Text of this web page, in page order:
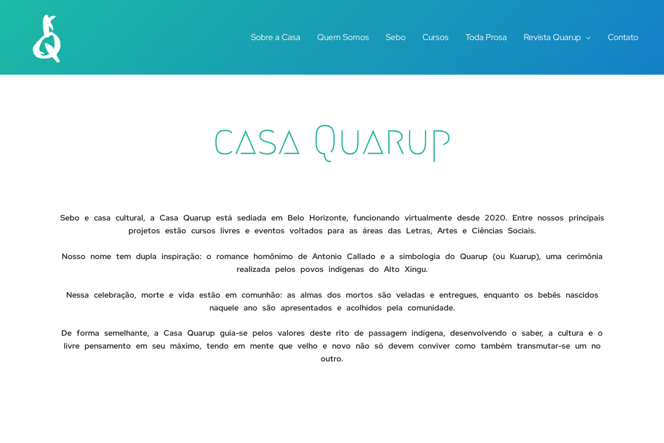
Sobre a Casa Quem Somos Sebo Cursos Toda Prosa Revista Quarup Contato
Sebo e casa cultural, a Casa Quarup está sediada em Belo Horizonte, funcionando virtualmente desde 2020. Entre nossos principais
projetos estão cursos livres e eventos voltados para as áreas das Letras, Artes e Ciências Sociais.
Nosso nome tem dupla inspiração: o romance homônimo de Antonio Callado e a simbologia do Quarup (ou Kuarup), uma cerimônia
realizada pelos povos indígenas do Alto Xingu.
Nessa celebração, morte e vida estão em comunhão: as almas dos mortos são veladas e entregues, enquanto os bebês nascidos
naquele ano são apresentados e acolhidos pela comunidade.
De forma semelhante, a Casa Quarup guia-se pelos valores deste rito de passagem indígena, desenvolvendo o saber, a cultura e o
livre pensamento em seu máximo, tendo em mente que velho e novo não só devem conviver como também transmutar-se um no
outro.